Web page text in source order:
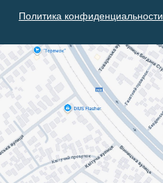
Политика конфиденциальности